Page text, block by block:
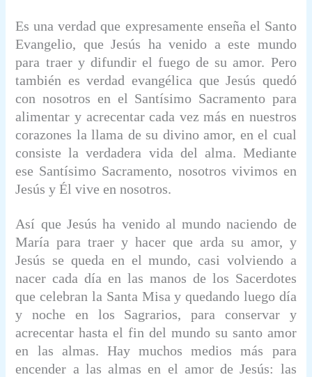
Es una verdad que expresamente enseña el Santo
Evangelio, que Jesús ha venido a este mundo
para traer y difundir el fuego de su amor. Pero
también es verdad evangélica que Jesús quedó
con nosotros en el Santísimo Sacramento para
alimentar y acrecentar cada vez más en nuestros
corazones la llama de su divino amor, en el cual
consiste la verdadera vida del alma. Mediante
ese Santísimo Sacramento, nosotros vivimos en
Jesús y Él vive en nosotros.
Así que Jesús ha venido al mundo naciendo de
María para traer y hacer que arda su amor, y
Jesús se queda en el mundo, casi volviendo a
nacer cada día en las manos de los Sacerdotes
que celebran la Santa Misay quedando luego día
y noche en los Sagrarios, para conservar y
acrecentar hasta el fin del mundo su santo amor
en las almas. Hay muchos medios más para
encender a las almas en el amor de Jesús: las